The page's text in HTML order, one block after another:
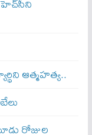
ఆత్మహత్య..
రోజుల